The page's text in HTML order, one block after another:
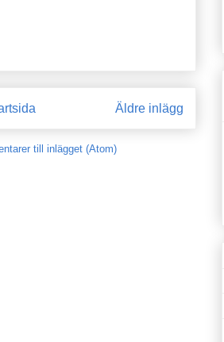
Äldre inlägg
till inlägget (Atom)